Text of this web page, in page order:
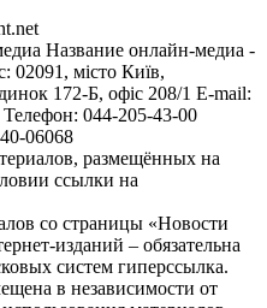
Название онлайн-медиа -
02091, місто Київ,
172-Б, офіс 208/1 E-mail:
Телефон: 044-205-43-00
06068
размещённых на
ссылки на
со страницы «Новости
изданий – обязательна
систем гиперссылка.
в независимости от